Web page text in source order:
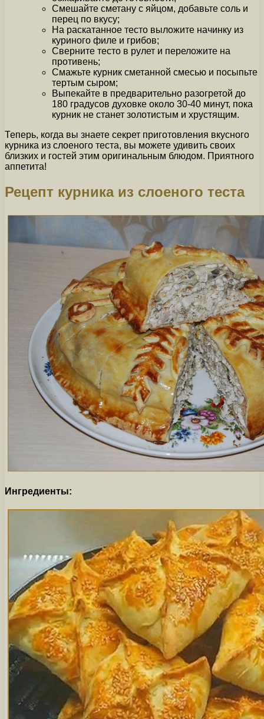
Смешайте сметану с яйцом, добавьте соль и
перец по вкусу;
На раскатанное тесто выложите начинку из
куриного филе и грибов;
Сверните тесто в рулет и переложите на
противень;
Смажьте курник сметанной смесью и посыпьте
тертым сыром;
Выпекайте в предварительно разогретой до
180 градусов духовке около 30-40 минут, пока
курник не станет золотистым и хрустящим.
Теперь, когда вы знаете секрет приготовления вкусного
курника из слоеного теста, вы можете удивить своих
близких и гостей этим оригинальным блюдом. Приятного
аппетита!
Рецепт курника из слоеного теста
Ингредиенты: